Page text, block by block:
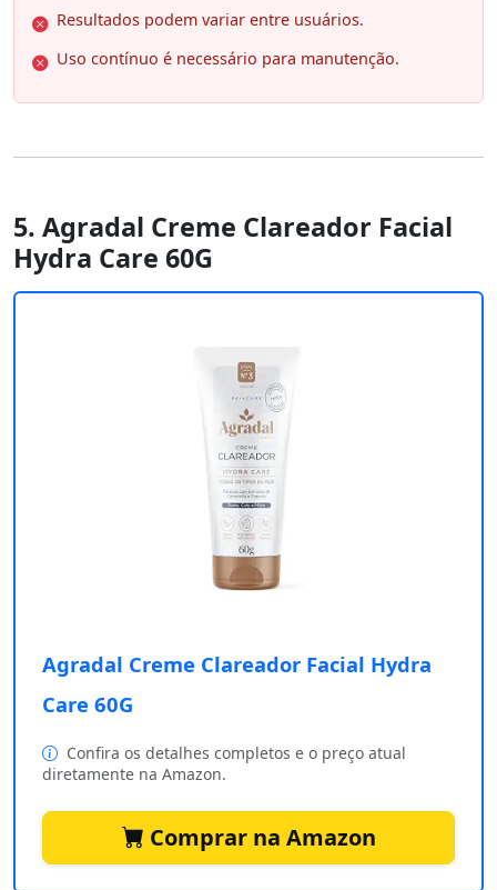
Resultados podem variar entre usuários.
Uso contínuo é necessário para manutenção.
5. Agradal Creme Clareador Facial
Hydra Care 60G
Agradal Creme Clareador Facial Hydra
Care 60G
Confira os detalhes completos e o preço atual
diretamente na Amazon.
Comprar na Amazon